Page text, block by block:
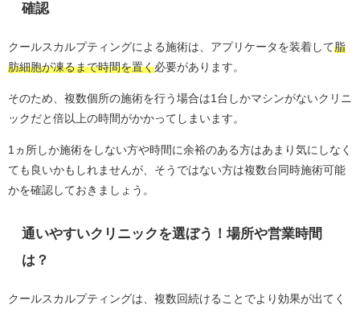
確認
クールスカルプティングによる施術は、アプリケータを装着して脂
肪細胞が凍るまで時間を置く必要があります。
そのため、複数個所の施術を行う場合は1台しかマシンがないクリニ
ックだと倍以上の時間がかかってしまいます。
1ヵ所しか施術をしない方や時間に余裕のある方はあまり気にしなく
ても良いかもしれませんが、そうではない方は複数台同時施術可能
かを確認しておきましょう。
通いやすいクリニックを選ぼう！場所や営業時間
は？
クールスカルプティングは、複数回続けることでより効果が出てく